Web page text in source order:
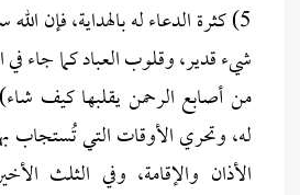
5) كثرة الدعاء له بالهداية، فإن
شيء قدير، وقلوب العباد كما جاء
من أصابع الرحمن يقلبها كيف
له، وتحري الأوقات التي تُستجاب
الأذان والإقامة، وفي الثلث